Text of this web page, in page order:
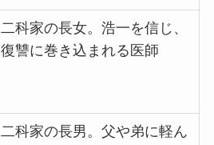
二科家の長女。浩一を信じ、
復讐に巻き込まれる医師
二科家の長男。父や弟に軽ん